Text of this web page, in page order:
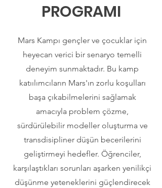
PROGRAMI
Mars Kampı gençler ve çocuklar için
heyecan verici bir senaryo temelli
deneyim sunmaktadır. Bu kamp
katıılımcıların Mars'ın zorlu koşulları
başa çıkabilmelerini sağlamak
amacıyla problem çözme,
sürdürülebilir modeller oluşturma ve
transdisipliner düşün becerilerini
geliştirmeyi hedefler. Öğrenciler,
karşılaştıkları sorunları aşarken yenilikçi
düşünme yeteneklerini güçlendirecek